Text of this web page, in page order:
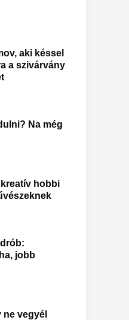
aki késsel
a szivárvány
Na még
hobbi
jobb
ne vegyél